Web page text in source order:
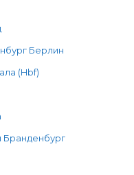
Берлин
(Hbf)